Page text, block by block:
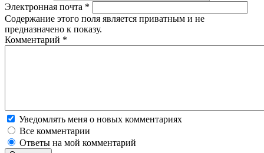
Электронная почта *
Содержание этого поля является приватным и не
предназначено к показу.
Комментарий *
Уведомлять меня о новых комментариях
Все комментарии
Ответы на мой комментарий